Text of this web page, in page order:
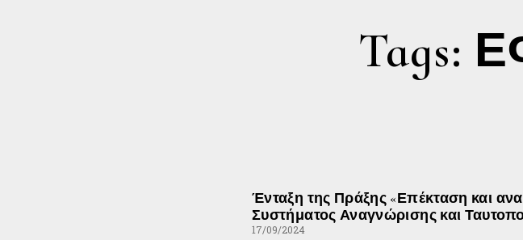
Tags:
Ένταξη της Πράξης «Επέκταση και
Συστήματος Αναγνώρισης και
17/09/2024